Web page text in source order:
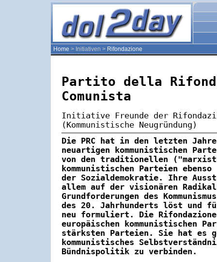
Home > Initiativen > Rifondazione
Partito della
Comunista
Initiative Freunde der
(Kommunistische Neugründung)
Die PRC hat in den letzten
neuartigen kommunistischen
von den traditionellen
kommunistischen Parteien
der Sozialdemokratie. Ihre
allem auf der visionären
Grundforderungen des
des 20. Jahrhunderts löst und
neu formuliert. Die
europäischen kommunistischen
stärksten Parteien. Sie hat es
kommunistisches
Bündnispolitik zu verbinden.